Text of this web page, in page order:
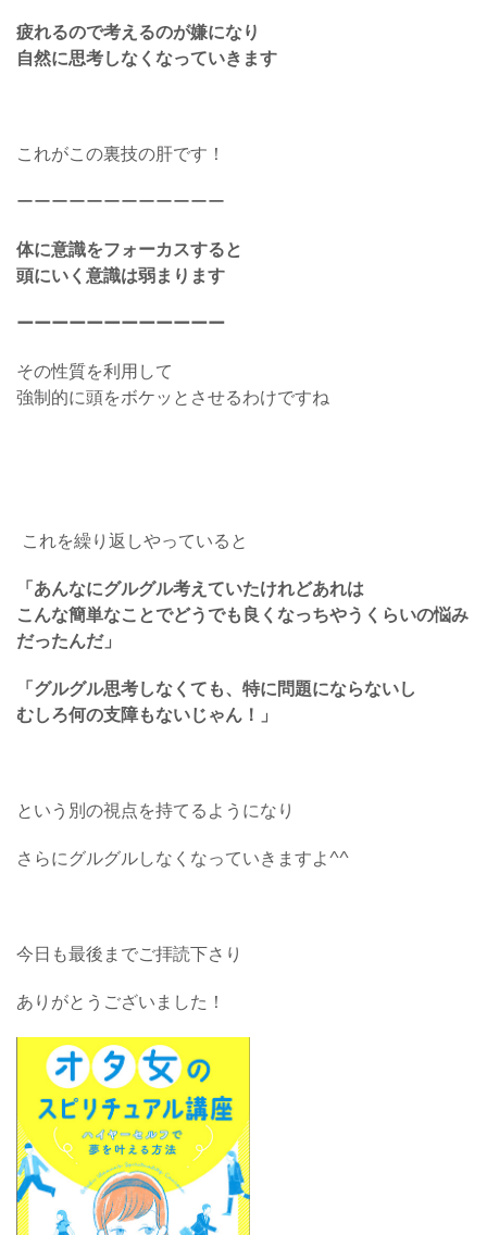
疲れるので考えるのが嫌になり
自然に思考しなくなっていきます
これがこの裏技の肝です！
ーーーーーーーーーーーー
体に意識をフォーカスすると
頭にいく意識は弱まります
ーーーーーーーーーーーー
その性質を利用して
強制的に頭をボケッとさせるわけですね
これを繰り返しやっていると
「あんなにグルグル考えていたけれどあれは
こんな簡単なことでどうでも良くなっちやうくらいの悩み
だったんだ」
「グルグル思考しなくても、特に問題にならないし
むしろ何の支障もないじゃん！」
という別の視点を持てるようになり
さらにグルグルしなくなっていきますよ^^
今日も最後までご拝読下さり
ありがとうございました！